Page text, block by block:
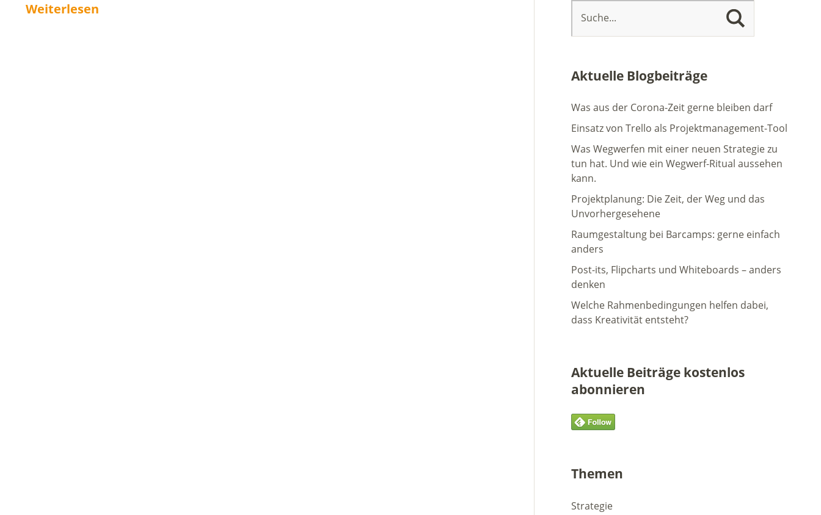
Weiterlesen
Aktuelle Blogbeiträge
Was aus der Corona-Zeit gerne bleiben darf
Einsatz von Trello als Projektmanagement-Tool
Was Wegwerfen mit einer neuen Strategie zu
tun hat. Und wie ein Wegwerf-Ritual aussehen
kann.
Projektplanung: Die Zeit, der Weg und das
Unvorhergesehene
Raumgestaltung bei Barcamps: gerne einfach
anders
Post-its, Flipcharts und Whiteboards – anders
denken
Welche Rahmenbedingungen helfen dabei,
dass Kreativität entsteht?
Aktuelle Beiträge kostenlos
abonnieren
Themen
Strategie